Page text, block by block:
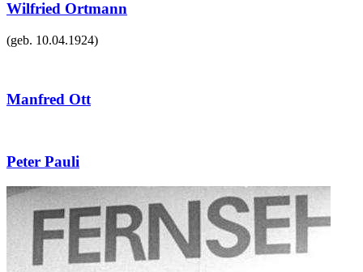
Wilfried Ortmann
(geb. 10.04.1924)
Manfred Ott
Peter Pauli